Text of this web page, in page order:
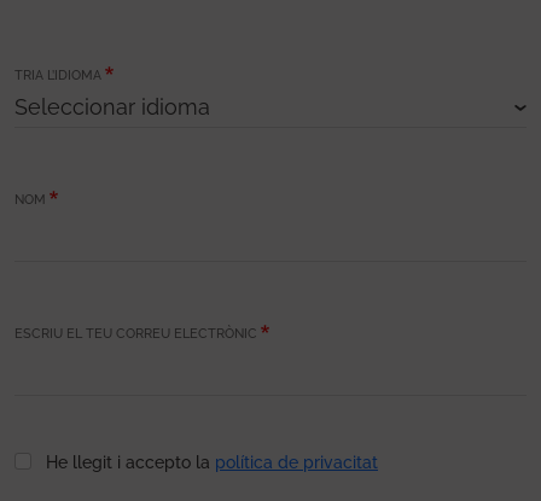
TRIA L’IDIOMA
NOM
ESCRIU EL TEU CORREU ELECTRÒNIC
He llegit i accepto la política de privacitat